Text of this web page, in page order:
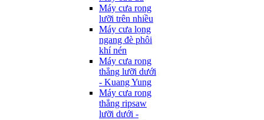
Máy cưa rong
lưỡi trên nhiều
Máy cưa lọng
ngang đè phôi
khí nén
Máy cưa rong
thẳng lưỡi dưới
- Kuang Yung
Máy cưa rong
thẳng ripsaw
lưỡi dưới -